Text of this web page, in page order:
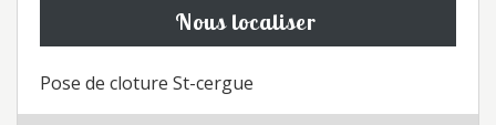
Nous localiser
Pose de cloture St-cergue